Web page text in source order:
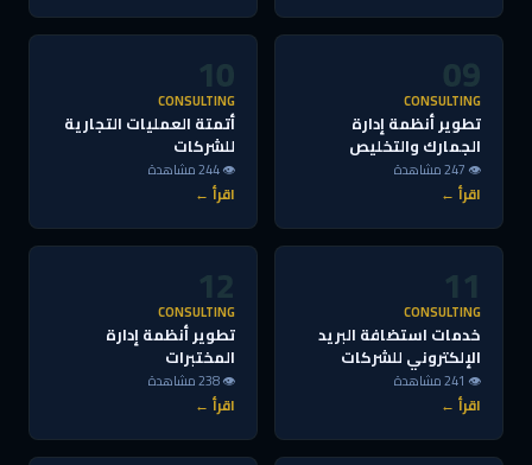
09
CONSULTING
تطوير أنظمة إدارة
الجمارك والتخليص
👁 247 مشاهدة
اقرأ ←
10
CONSULTING
أتمتة العمليات التجارية
للشركات
👁 244 مشاهدة
اقرأ ←
11
CONSULTING
خدمات استضافة البريد
الإلكتروني للشركات
👁 241 مشاهدة
اقرأ ←
12
CONSULTING
تطوير أنظمة إدارة
المختبرات
👁 238 مشاهدة
اقرأ ←